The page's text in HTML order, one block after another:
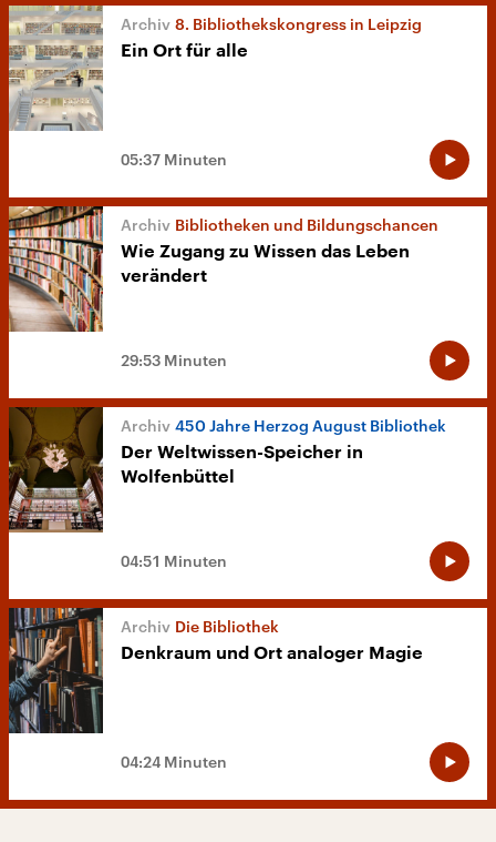
8. Bibliothekskongress in Leipzig
Ein Ort für alle
05:37 Minuten
Bibliotheken und Bildungschancen
Wie Zugang zu Wissen das Leben
verändert
29:53 Minuten
450 Jahre Herzog August Bibliothek
Der Weltwissen-Speicher in
Wolfenbüttel
04:51 Minuten
Die Bibliothek
Denkraum und Ort analoger Magie
04:24 Minuten